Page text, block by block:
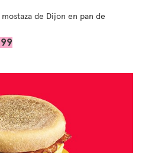
de Dijon en pan de